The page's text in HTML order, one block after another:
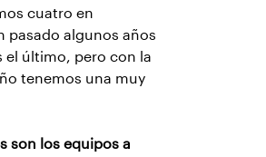
cuatro en
pasado algunos años
el último, pero con la
tenemos una muy
son los equipos a